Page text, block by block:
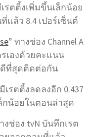
เรตติ้งเพิ่มขึ้นเล็กน้อย
แล้ว 8.4 เปอร์เซ็นต์
” ทางช่อง Channel A
เองด้วยคะแนน
ดีที่สุดติดต่อกัน
เรตติ้งลดลงอีก 0.437
กน้อยในตอนล่าสุด
งช่อง tvN บันทึกเรต